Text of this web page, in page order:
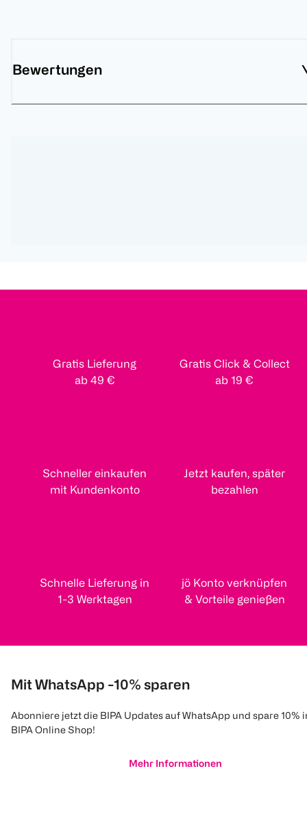
Bewertungen
Gratis Lieferung
ab 49 €
Gratis Click & Collect
ab 19 €
Schneller einkaufen
mit Kundenkonto
Jetzt kaufen, später
bezahlen
Schnelle Lieferung in
1-3 Werktagen
jö Konto verknüpfen
& Vorteile genießen
Mit WhatsApp -10% sparen
Abonniere jetzt die BIPA Updates auf WhatsApp und spare 10%
BIPA Online Shop!
Mehr Informationen